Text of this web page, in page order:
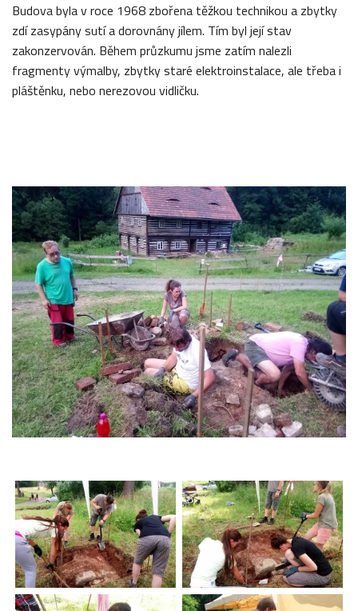
Budova byla v roce 1968 zbořena těžkou technikou a zbytky
zdí zasypány sutí a dorovnány jílem. Tím byl její stav
zakonzervován. Během průzkumu jsme zatím nalezli
fragmenty výmalby, zbytky staré elektroinstalace, ale třeba i
pláštěnku, nebo nerezovou vidličku.